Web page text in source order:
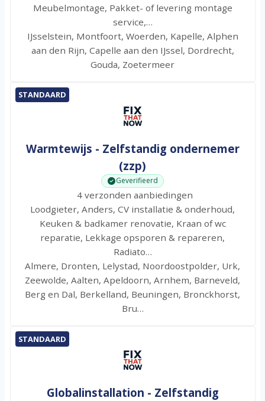
Meubelmontage, Pakket- of levering montage
service,…
IJsselstein, Montfoort, Woerden, Kapelle, Alphen
aan den Rijn, Capelle aan den IJssel, Dordrecht,
Gouda, Zoetermeer
STANDAARD
Warmtewijs - Zelfstandig ondernemer
(zzp)
Geverifieerd
4 verzonden aanbiedingen
Loodgieter, Anders, CV installatie & onderhoud,
Keuken & badkamer renovatie, Kraan of wc
reparatie, Lekkage opsporen & repareren,
Radiato…
Almere, Dronten, Lelystad, Noordoostpolder, Urk,
Zeewolde, Aalten, Apeldoorn, Arnhem, Barneveld,
Berg en Dal, Berkelland, Beuningen, Bronckhorst,
Bru…
STANDAARD
Globalinstallation - Zelfstandig